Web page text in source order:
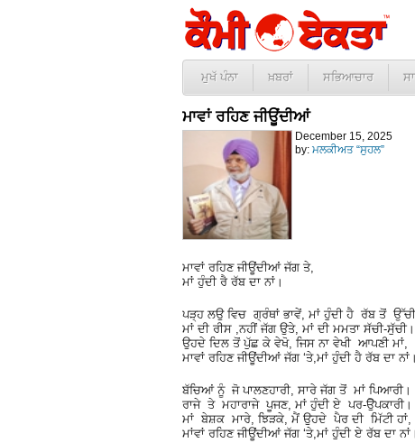
ਮੁਖੱ ਪੰਨਾ ਖ਼ਬਰਾਂ ਸਭਿਆਚਾਰ
ਮਾਵਾਂ ਰਹਿਣ ਜੀਊਂਦੀਆਂ
December 15, 2025
by: ਮਲਕੀਅਤ “ਸੁਹਲ”
ਮਾਵਾਂ ਰਹਿਣ ਜੀਊਂਦੀਆਂ ਜੱਗ ਤੇ,
ਮਾਂ ਹੁੰਦੀ ਰੈ ਰੱਬ ਦਾ ਨਾਂ।
ਪੜ੍ਹ ਲਉ ਵਿਚ ਗ੍ਰੰਥਾਂ ਭਾਵੇਂ, ਮਾਂ ਹੁੰਦੀ ਹੈ ਰੱਬ ਤੋਂ
ਮਾਂ ਦੀ ਰੀਸ ,ਨਹੀਂ ਜੱਗ ਉਤੇ, ਮਾਂ ਦੀ ਮਮਤਾ ਸੱਚੀ-ਸੁੱਚੀ।
ਉਹਦੇ ਦਿਲ ਤੋਂ ਪੁੱਛ ਕੇ ਵੇਖੋ, ਜਿਸ ਨਾ ਵੇਖੀ ਆਪਣੀ ਮਾਂ,
ਮਾਵਾਂ ਰਹਿਣ ਜੀਊਂਦੀਆਂ ਜੱਗ ‘ਤੇ,ਮਾਂ ਹੁੰਦੀ ਹੈ ਰੱਬ ਦਾ ਨਾਂ।
ਬੱਚਿਆਂ ਨੂੰ ਜੋ ਪਾਲਣਹਾਰੀ, ਸਾਰੇ ਜੱਗ ਤੋਂ ਮਾਂ ਪਿਆਰੀ।
ਰਾਜੇ ਤੇ ਮਹਾਰਾਜੇ ਪੂਜਣ, ਮਾਂ ਹੁੰਦੀ ਏ ਪਰ-ਉੋਪਕਾਰੀ।
ਮਾਂ ਬੇਸ਼ਕ ਮਾਰੇ, ਝਿੜਕੇ, ਮੈਂ ਉਹਦੇ ਪੈਰ ਦੀ ਮਿੱਟੀ ਹਾਂ,
ਮਾਂਵਾਂ ਰਹਿਣ ਜੀਊਂਦੀਆਂ ਜੱਗ ‘ਤੇ,ਮਾਂ ਹੁੰਦੀ ਏ ਰੱਬ ਦਾ ਨਾਂ।